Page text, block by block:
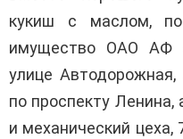
кукиш с маслом,
имущество ОАО АФ
улице
по проспекту
и механический